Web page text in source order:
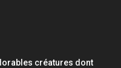
créatures dont